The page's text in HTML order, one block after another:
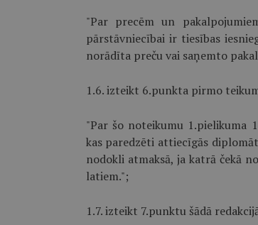
"Par precēm un
pārstāvniecībai ir tiesības
norādīta preču vai saņemto
1.6. izteikt 6.punkta pirmo
"Par šo noteikumu 1.pielikuma
kas paredzēti attiecīgās
nodokli atmaksā, ja katrā čekā
latiem.";
1.7. izteikt 7.punktu šādā